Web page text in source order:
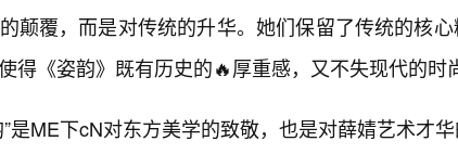
颠覆，而是对传统的升华。她们保留了传统的核
得《姿韵》既有历史的🔥厚重感，又不失现代的时
”是ME下cN对东方美学的致敬，也是对薛婧艺术才